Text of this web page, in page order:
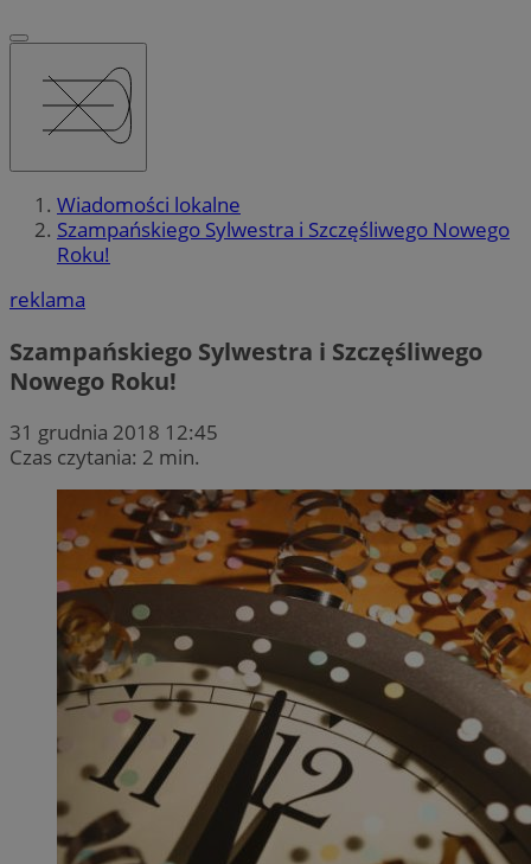
Wiadomości lokalne
Szampańskiego Sylwestra i Szczęśliwego Nowego
Roku!
reklama
Szampańskiego Sylwestra i Szczęśliwego
Nowego Roku!
31 grudnia 2018 12:45
Czas czytania: 2 min.